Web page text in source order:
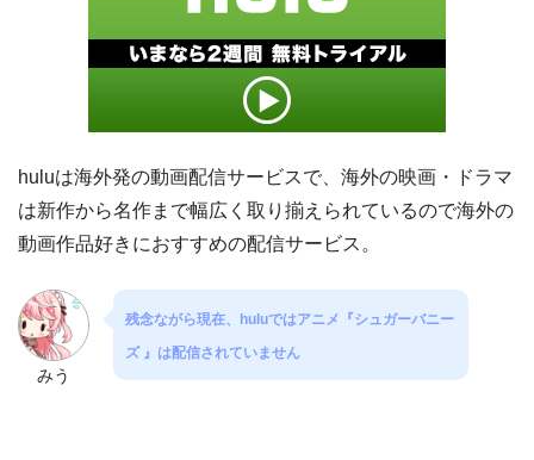
huluは海外発の動画配信サービスで、海外の映画・ドラマ
は新作から名作まで幅広く取り揃えられているので海外の
動画作品好きにおすすめの配信サービス。
みう
残念ながら現在、huluではアニメ『シュガーバニー
ズ 』は配信されていません